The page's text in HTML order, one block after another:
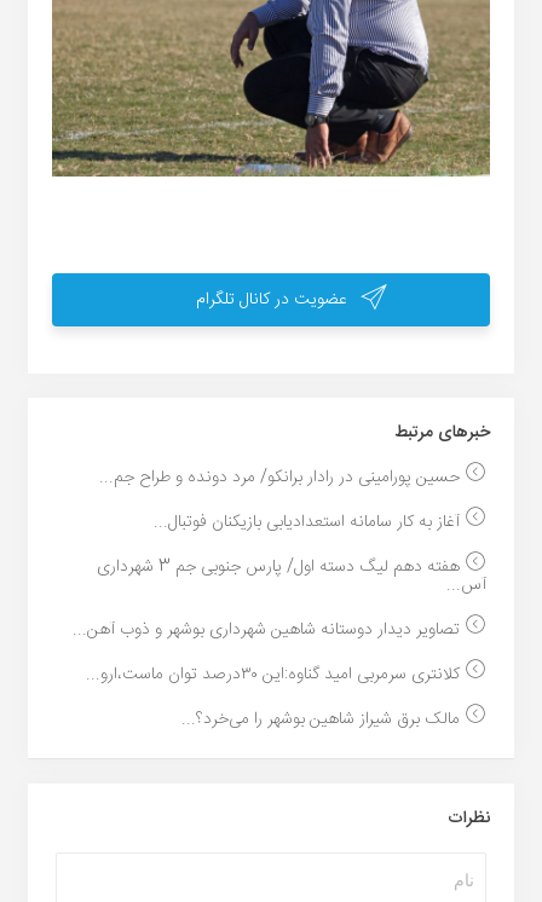
عضویت در کانال تلگرام
خبر‌های مرتبط
حسین پورامینی در رادار برانکو/ مرد دونده و طراح جم...
آغاز به کار سامانه استعدادیابی بازیکنان فوتبال...
هفته دهم لیگ دسته اول/ پارس جنوبی جم 3 شهرداری
آس...
تصاویر دیدار دوستانه شاهین شهرداری بوشهر و ذوب آهن...
کلانتری سرمربی امید گناوه:این ۳۰درصد توان ماست،ارو...
مالک برق شیراز شاهین بوشهر را می‌خرد؟...
نظرات